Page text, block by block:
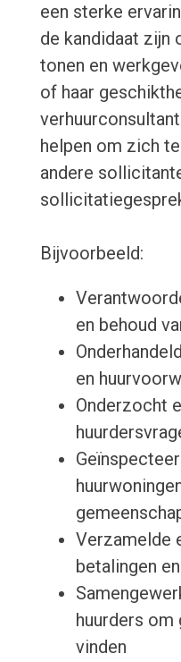
een sterke
de kandidaat zijn
tonen en
of haar
helpen om zich
andere
Bijvoorbeeld:
en behoud
en
Onderzocht
Verzamelde
betalingen
huurders
vinden